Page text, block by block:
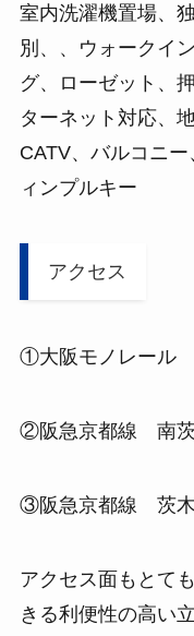
室内洗濯機置場、
別、、ウォークイ
グ、ローゼット、
ターネット対応、
CATV、バルコニ
ィンプルキー
アクセス
①大阪モノレール
②阪急京都線 南
③阪急京都線 茨
アクセス面もとて
きる利便性の高い